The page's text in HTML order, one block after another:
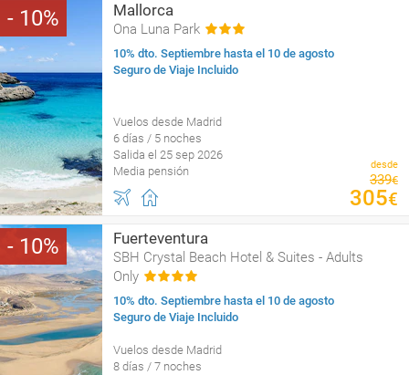
10 Mallorca
Ona Luna Park
10% dto. Septiembre hasta el 10 de agosto
Seguro de Viaje Incluido
Vuelos desde Madrid
6 días / 5 noches
Salida el 25 sep 2026
Media pensión
desde
339€
305€
10 Fuerteventura
SBH Crystal Beach Hotel & Suites - Adults
Only
10% dto. Septiembre hasta el 10 de agosto
Seguro de Viaje Incluido
Vuelos desde Madrid
8 días / 7 noches